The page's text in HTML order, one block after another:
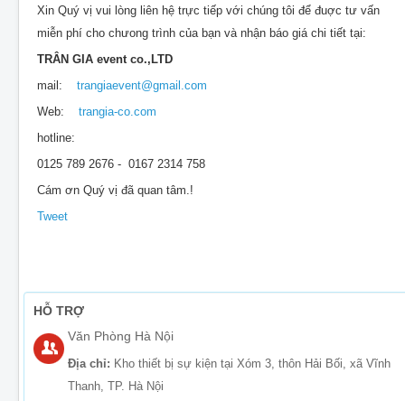
Xin Quý vị vui lòng liên hệ trực tiếp với chúng tôi để đuợc tư vấn
miễn phí cho chưong trình của bạn và nhận báo giá chi tiết tại:
TRÂN GIA event co.,LTD
mail: trangiaevent@gmail.com
Web: trangia-co.com
hotline:
0125 789 2676 - 0167 2314 758
Cám ơn Quý vị đã quan tâm.!
Tweet
HỖ TRỢ
Văn Phòng Hà Nội
Địa chỉ: Kho thiết bị sự kiện tại Xóm 3, thôn Hải Bối, xã Vĩnh
Thanh, TP. Hà Nội